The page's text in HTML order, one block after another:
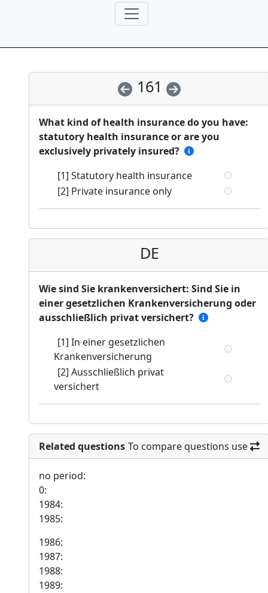
161
What kind of health insurance do you have:
statutory health insurance or are you
exclusively privately insured?
[1] Statutory health insurance
[2] Private insurance only
DE
Wie sind Sie krankenversichert: Sind Sie in
einer gesetzlichen Krankenversicherung oder
ausschließlich privat versichert?
[1] In einer gesetzlichen
Krankenversicherung
[2] Ausschließlich privat
versichert
Related questions To compare questions use
no period:
0:
1984:
1985:
1986:
1987:
1988:
1989: